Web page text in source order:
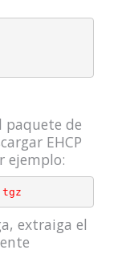
paquete de
EHCP
ejemplo:
extraiga el